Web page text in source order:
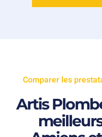
Comparer les
Artis